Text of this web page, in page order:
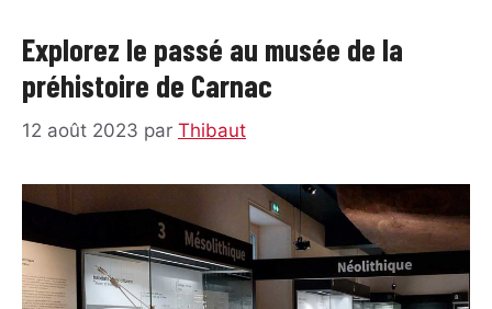
Explorez le passé au musée de la
préhistoire de Carnac
12 août 2023 par Thibaut